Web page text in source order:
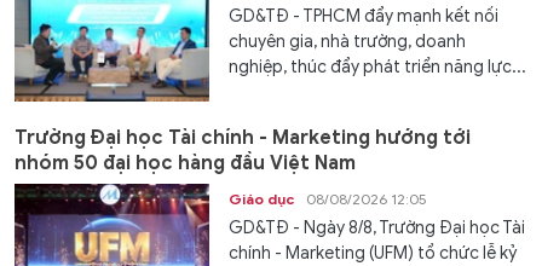
GD&TĐ - TPHCM đẩy mạnh kết nối
chuyên gia, nhà trường, doanh
nghiệp, thúc đẩy phát triển năng lực...
Trường Đại học Tài chính - Marketing hướng tới
nhóm 50 đại học hàng đầu Việt Nam
Giáo dục 08/08/2026 12:05
GD&TĐ - Ngày 8/8, Trường Đại học Tài
chính - Marketing (UFM) tổ chức lễ kỷ